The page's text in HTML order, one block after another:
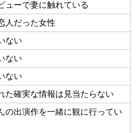
ューで妻に触れている
人だった女性
ない
ない
ない
た確実な情報は見当たらない
の出演作を一緒に観に行ってい